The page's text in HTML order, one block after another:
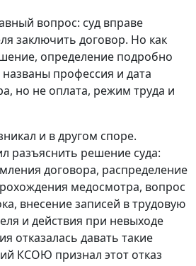
вопрос: суд вправе
заключить договор. Но как
определение подробно
профессия и дата
но не оплата, режим труда и
и в другом споре.
разъяснить решение суда:
договора, распределение
медосмотра, вопрос
внесение записей в трудовую
и действия при невыходе
отказалась давать такие
КСОЮ признал этот отказ